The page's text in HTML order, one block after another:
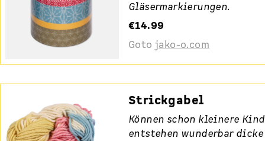
Gläsermarkierungen.
€14.99
Goto jako-o.com
Strickgabel
Können schon kleinere
entstehen wunderbar